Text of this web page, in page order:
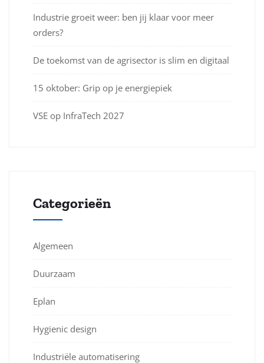
Industrie groeit weer: ben jij klaar voor meer
orders?
De toekomst van de agrisector is slim en digitaal
15 oktober: Grip op je energiepiek
VSE op InfraTech 2027
Categorieën
Algemeen
Duurzaam
Eplan
Hygienic design
Industriële automatisering